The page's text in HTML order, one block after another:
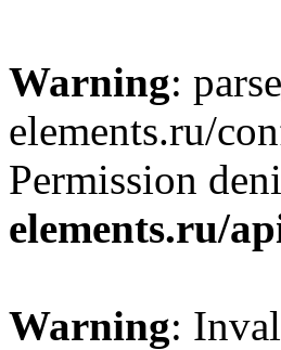
Warning:
elements.ru/
Permission
elements.ru/
Warning: